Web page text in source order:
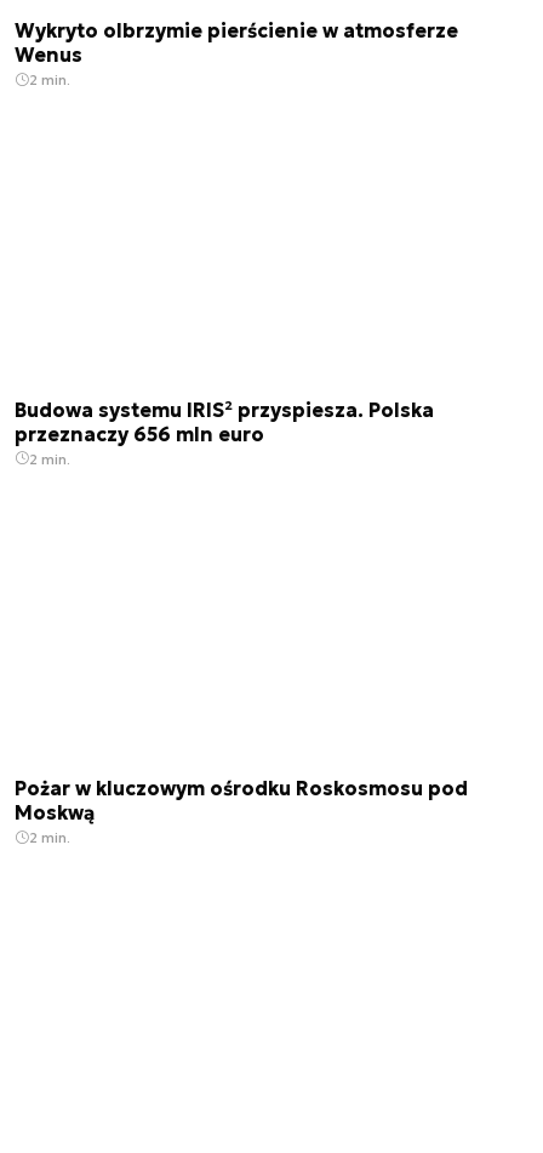
Wykryto olbrzymie pierścienie w atmosferze
Wenus
2 min.
Budowa systemu IRIS² przyspiesza. Polska
przeznaczy 656 mln euro
2 min.
Pożar w kluczowym ośrodku Roskosmosu pod
Moskwą
2 min.